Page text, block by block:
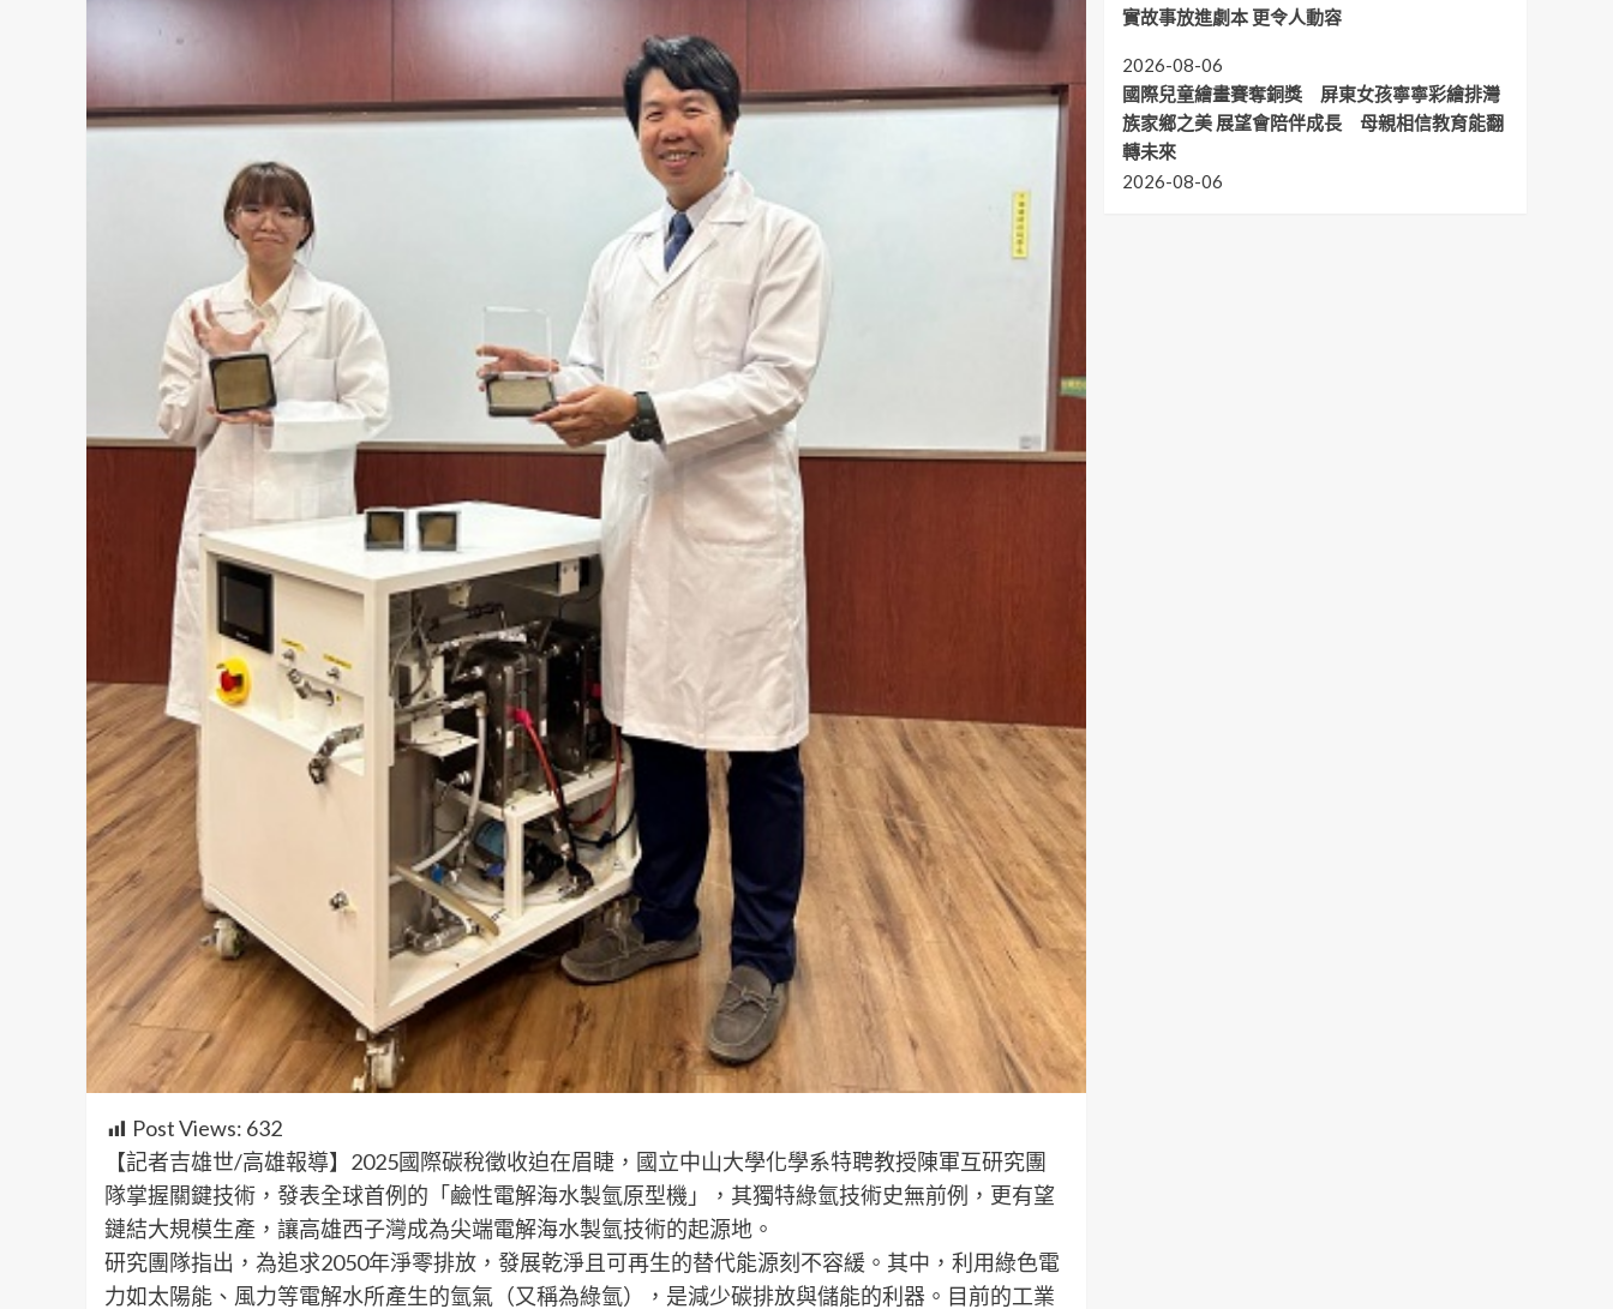
Post Views: 632
【記者吉雄世/高雄報導】2025國際碳稅徵收迫在眉睫，國立中山大學化學系特聘教授陳軍互研究團
隊掌握關鍵技術，發表全球首例的「鹼性電解海水製氫原型機」，其獨特綠氫技術史無前例，更有望
鏈結大規模生產，讓高雄西子灣成為尖端電解海水製氫技術的起源地。
研究團隊指出，為追求2050年淨零排放，發展乾淨且可再生的替代能源刻不容緩。其中，利用綠色電
力如太陽能、風力等電解水所產生的氫氣（又稱為綠氫），是減少碳排放與儲能的利器。目前的工業
實故事放進劇本 更令人動容
2026-08-06
國際兒童繪畫賽奪銅獎 屏東女孩寧寧彩繪排灣
族家鄉之美 展望會陪伴成長 母親相信教育能翻
轉未來
2026-08-06